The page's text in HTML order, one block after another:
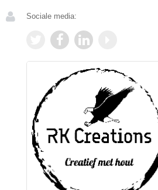
Sociale media: